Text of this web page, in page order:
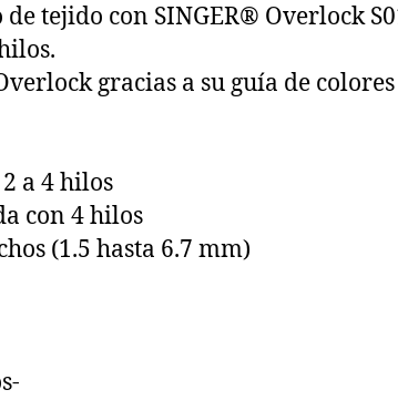
tejido con SINGER® Overlock
gracias a su guía de
a 4 hilos
con 4 hilos
(1.5 hasta 6.7 mm)